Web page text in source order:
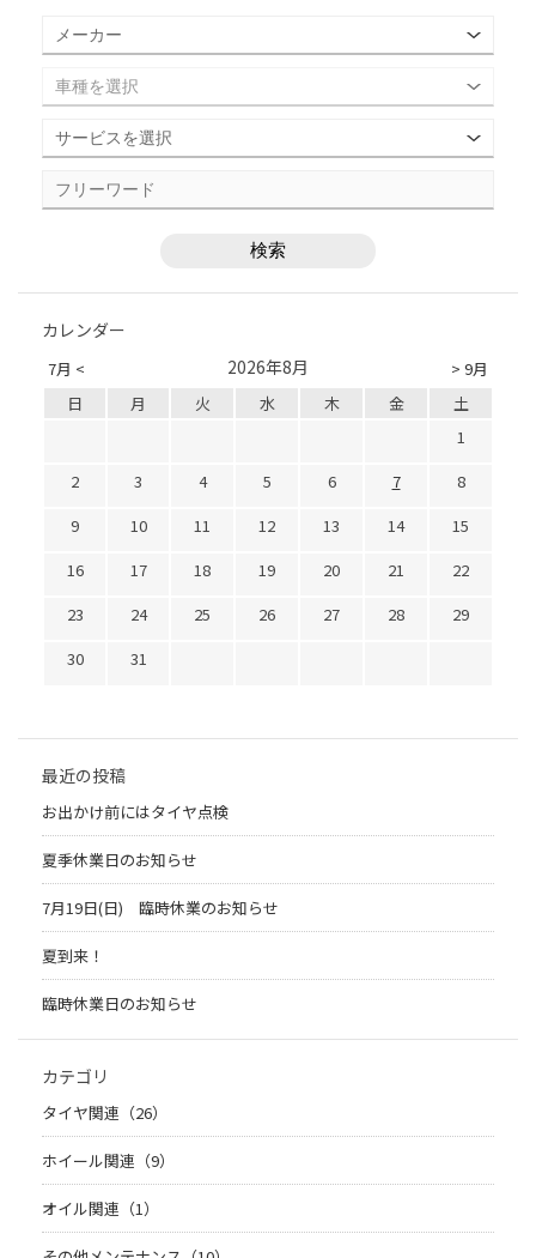
カレンダー
7月 < > 9月
2026年8月
日 月 火 水 木 金
土
1
2
3 4 5 6 7
8
9
10 11 12 13 14
15
16
17 18 19 20 21
22
23
24 25 26 27 28
29
30
31
最近の投稿
お出かけ前にはタイヤ点検
夏季休業日のお知らせ
7月19日(日) 臨時休業のお知らせ
夏到来！
臨時休業日のお知らせ
カテゴリ
タイヤ関連（26）
ホイール関連（9）
オイル関連（1）